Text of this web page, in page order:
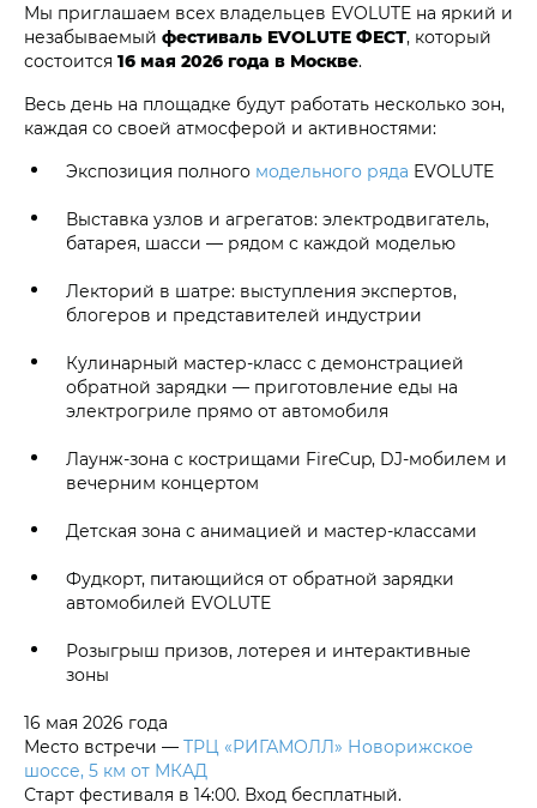
Мы приглашаем всех владельцев EVOLUTE на яркий и
незабываемый фестиваль EVOLUTE ФЕСТ, который
состоится 16 мая 2026 года в Москве.
Весь день на площадке будут работать несколько зон,
каждая со своей атмосферой и активностями:
Экспозиция полного модельного ряда EVOLUTE
Выставка узлов и агрегатов: электродвигатель,
батарея, шасси — рядом с каждой моделью
Лекторий в шатре: выступления экспертов,
блогеров и представителей индустрии
Кулинарный мастер-класс с демонстрацией
обратной зарядки — приготовление еды на
электрогриле прямо от автомобиля
Лаунж-зона с кострищами FireCup, DJ-мобилем и
вечерним концертом
Детская зона с анимацией и мастер-классами
Фудкорт, питающийся от обратной зарядки
автомобилей EVOLUTE
Розыгрыш призов, лотерея и интерактивные
зоны
16 мая 2026 года
Место встречи — ТРЦ «РИГАМОЛЛ» Новорижское
шоссе, 5 км от МКАД
Старт фестиваля в 14:00. Вход бесплатный.